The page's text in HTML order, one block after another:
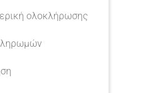
ολοκλήρωσης